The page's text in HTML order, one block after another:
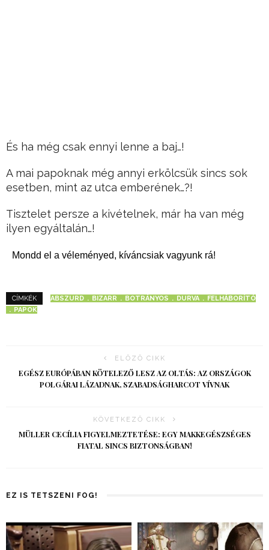
És ha még csak ennyi lenne a baj…!
A mai papoknak még annyi erkölcsük sincs sok
esetben, mint az utca emberének…?!
Tisztelet persze a kivételnek, már ha van még
ilyen egyáltalán…!
Mondd el a véleményed, kíváncsiak vagyunk rá!
CÍMKÉK ABSZURD BIZARR BOTRÁNYOS DURVA
FELHÁBORÍTÓ
PAPOK
ELŐZŐ CIKK
EGÉSZ EURÓPÁBAN KÖTELEZŐ LESZ AZ OLTÁS: AZ ORSZÁGOK
POLGÁRAI LÁZADNAK, SZABADSÁGHARCOT VÍVNAK
KÖVETKEZŐ CIKK
MÜLLER CECÍLIA FIGYELMEZTETÉSE: EGY MAKKEGÉSZSÉGES
FIATAL SINCS BIZTONSÁGBAN!
EZ IS TETSZENI FOG!